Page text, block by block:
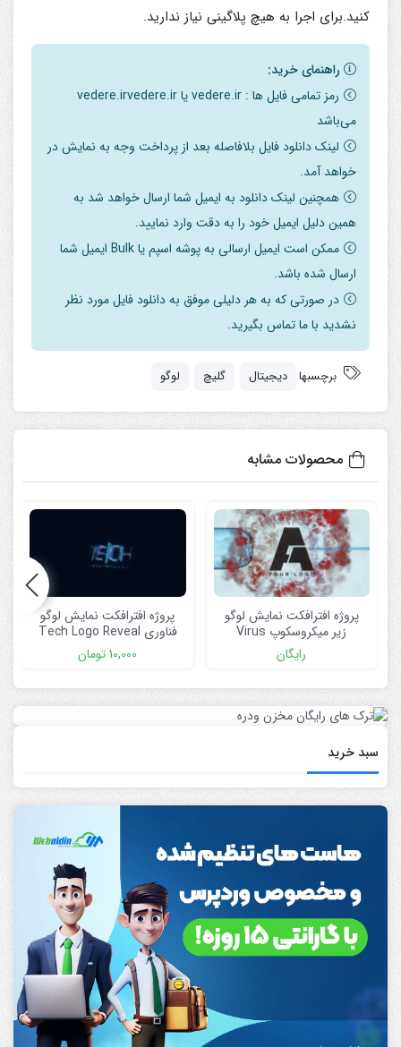
کنید.برای اجرا به هیچ پلاگینی نیاز ندارید.
راهنمای خرید:
می‌باشد
لینک دانلود فایل بلافاصله بعد از پرداخت وجه به نمایش در
خواهد آمد.
همچنین لینک دانلود به ایمیل شما ارسال خواهد شد به
همین دلیل ایمیل خود را به دقت وارد نمایید.
ممکن است ایمیل ارسالی به پوشه اسپم یا Bulk ایمیل شما
ارسال شده باشد.
در صورتی که به هر دلیلی موفق به دانلود فایل مورد نظر
نشدید با ما تماس بگیرید.
برچسبها دیجیتال گلیچ لوگو
محصولات مشابه
پروژه افترافکت نمایش لوگو
زیر میکروسکوپ Virus
Reveal
رایگان
پروژه افترافکت نمایش لوگو
فناوری Tech Logo Reveal
10,000تومان
سبد خرید